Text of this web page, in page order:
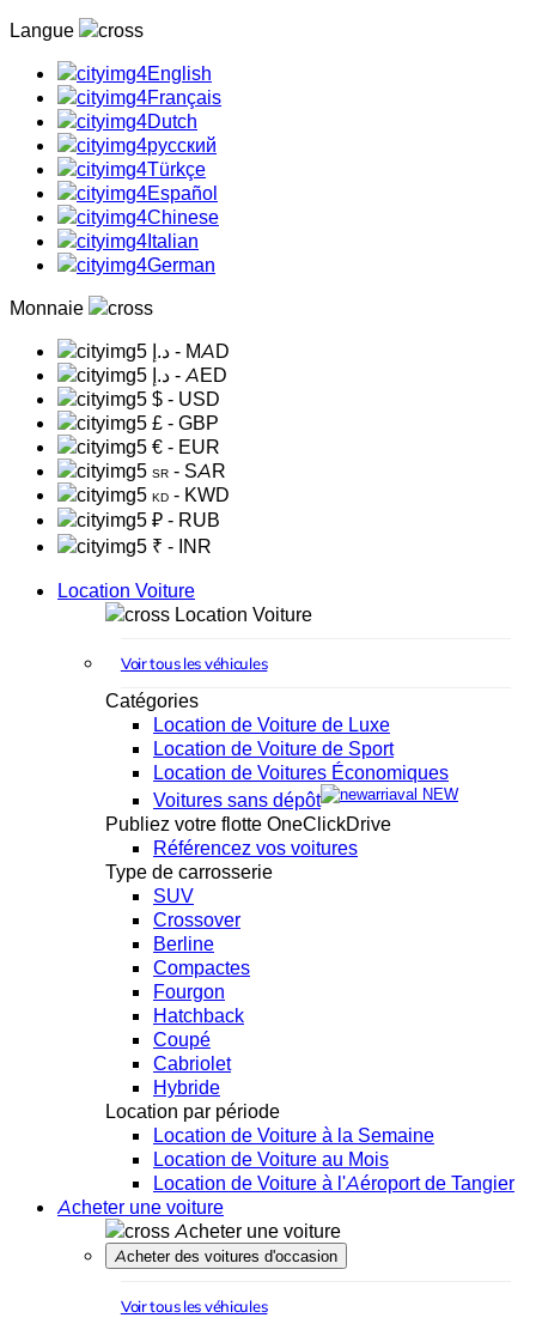
Langue
English
Français
Dutch
русский
Türkçe
Español
Chinese
Italian
German
Monnaie
د.إ - MAD
د.إ - AED
$ - USD
£ - GBP
€ - EUR
SR - SAR
KD - KWD
₽ - RUB
₹ - INR
Location Voiture
Location Voiture
Voir tous les véhicules
Catégories
Location de Voiture de Luxe
Location de Voiture de Sport
Location de Voitures Économiques
Voitures sans dépôt
NEW
Publiez votre flotte OneClickDrive
Référencez vos voitures
Type de carrosserie
SUV
Crossover
Berline
Compactes
Fourgon
Hatchback
Coupé
Cabriolet
Hybride
Location par période
Location de Voiture à la Semaine
Location de Voiture au Mois
Location de Voiture à l'Aéroport de Tangier
Acheter une voiture
Acheter une voiture
Acheter des voitures d'occasion
Voir tous les véhicules